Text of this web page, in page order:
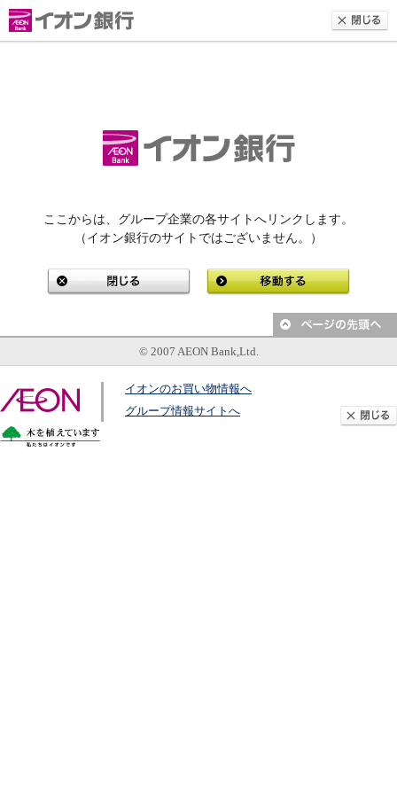
ここからは、グループ企業の各サイトへリンクします。
（イオン銀行のサイトではございません。）
© 2007 AEON Bank,Ltd.
イオンのお買い物情報へ
グループ情報サイトへ